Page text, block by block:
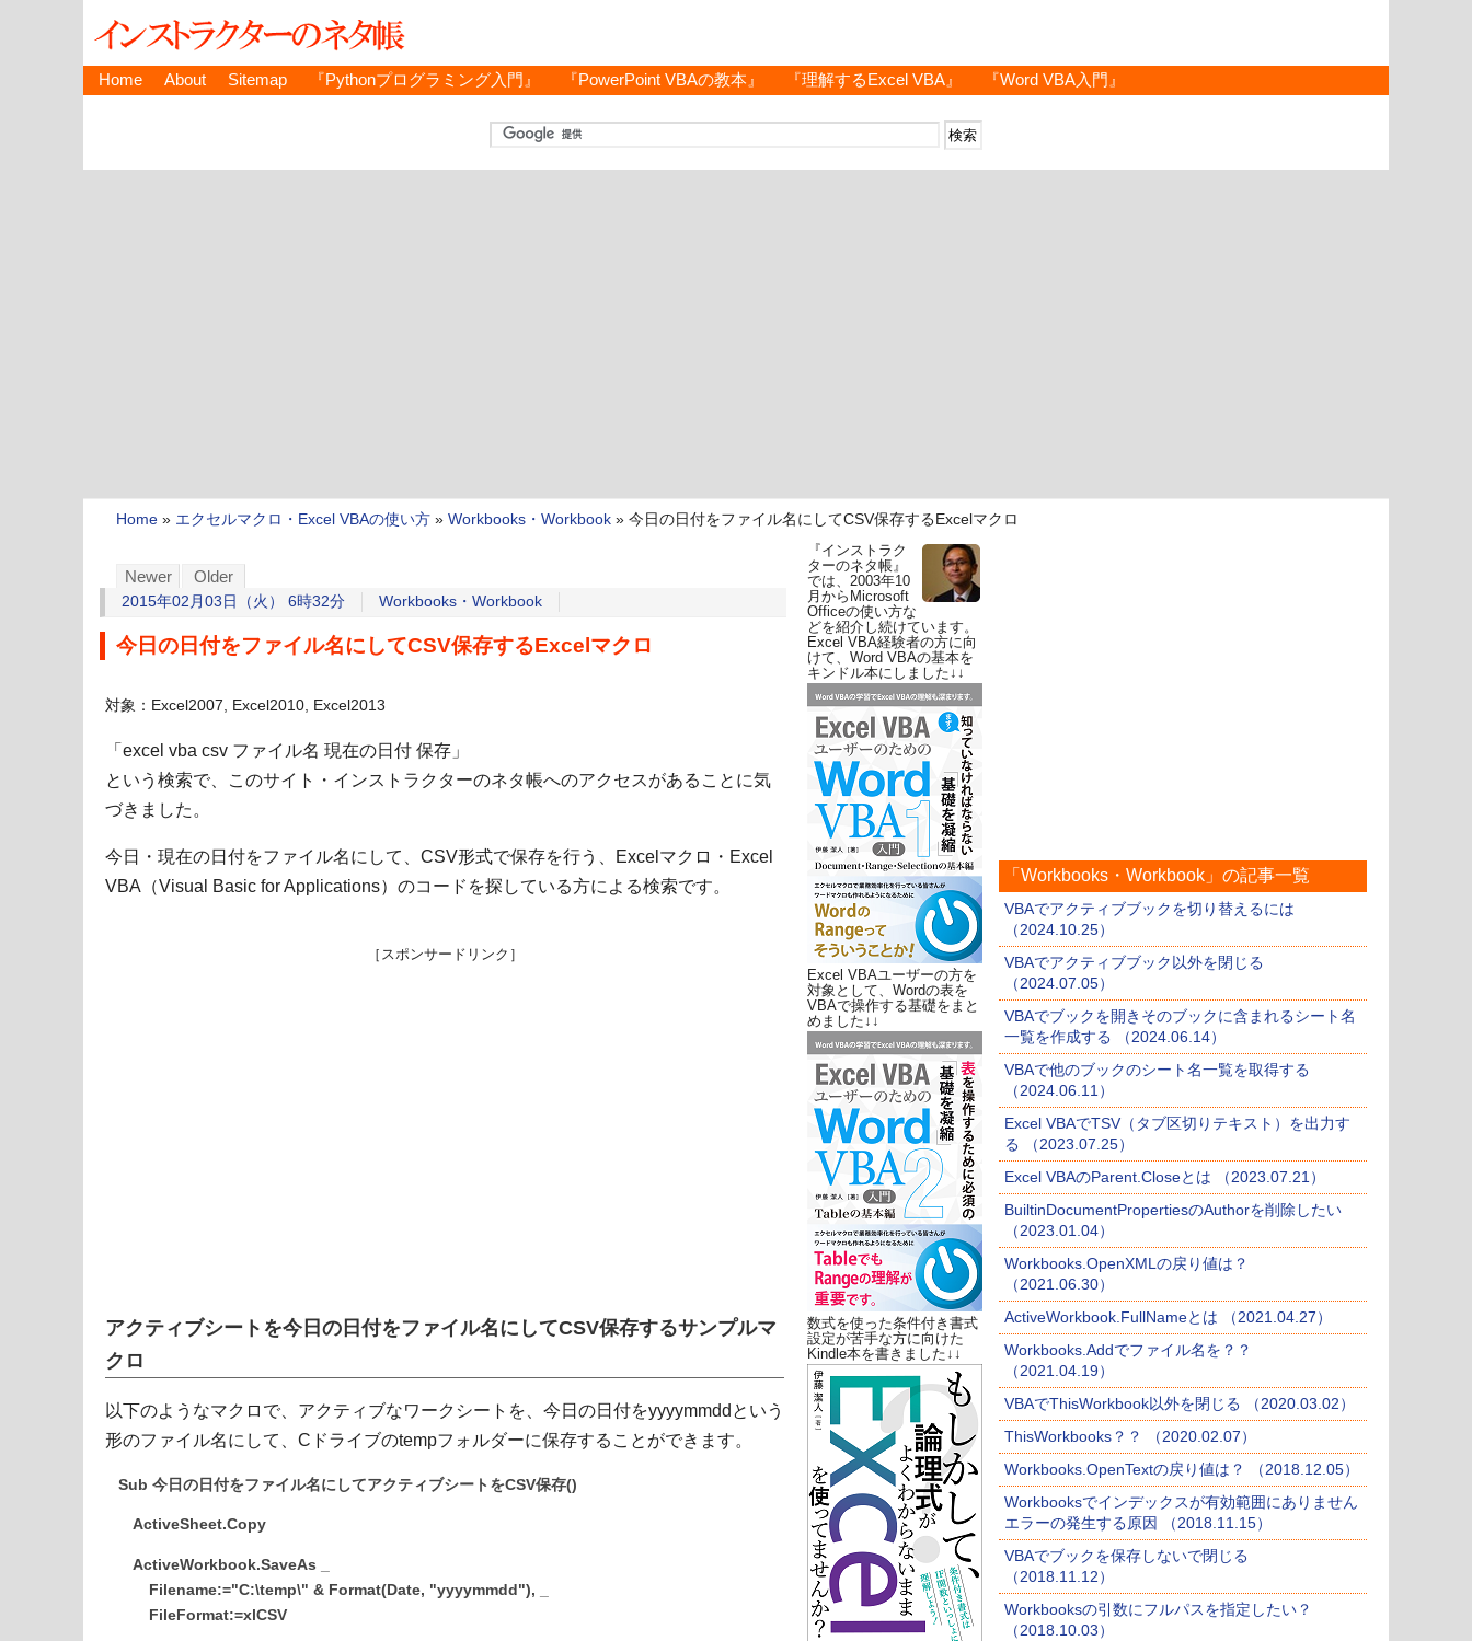
Home About Sitemap 『Pythonプログラミング入門』 『PowerPoint VBAの教本』 『理解するExcel VBA』 『Word VBA入門』
Home » エクセルマクロ・Excel VBAの使い方 » Workbooks・Workbook » 今日の日付をファイル名にしてCSV保存するExcelマクロ
Newer Older
2015年02月03日（火） 6時32分 Workbooks・Workbook
今日の日付をファイル名にしてCSV保存するExcelマクロ
対象：Excel2007, Excel2010, Excel2013
「excel vba csv ファイル名 現在の日付 保存」
という検索で、このサイト・インストラクターのネタ帳へのアクセスがあることに気
づきました。
今日・現在の日付をファイル名にして、CSV形式で保存を行う、Excelマクロ・Excel
VBA（Visual Basic for Applications）のコードを探している方による検索です。
［スポンサードリンク］
アクティブシートを今日の日付をファイル名にしてCSV保存するサンプルマ
クロ
以下のようなマクロで、アクティブなワークシートを、今日の日付をyyyymmddという
形のファイル名にして、Cドライブのtempフォルダーに保存することができます。
Sub 今日の日付をファイル名にしてアクティブシートをCSV保存()
ActiveSheet.Copy
ActiveWorkbook.SaveAs _
Filename:="C:\temp\" & Format(Date, "yyyymmdd"), _
FileFormat:=xlCSV
『インストラク
ターのネタ帳』
では、2003年10
月からMicrosoft
Officeの使い方な
どを紹介し続けています。
Excel VBA経験者の方に向
けて、Word VBAの基本を
キンドル本にしました↓↓
Excel VBAユーザーの方を
対象として、Wordの表を
VBAで操作する基礎をまと
めました↓↓
数式を使った条件付き書式
設定が苦手な方に向けた
Kindle本を書きました↓↓
「Workbooks・Workbook」の記事一覧
VBAでアクティブブックを切り替えるには
（2024.10.25）
VBAでアクティブブック以外を閉じる
（2024.07.05）
VBAでブックを開きそのブックに含まれるシート名
一覧を作成する （2024.06.14）
VBAで他のブックのシート名一覧を取得する
（2024.06.11）
Excel VBAでTSV（タブ区切りテキスト）を出力す
る （2023.07.25）
Excel VBAのParent.Closeとは （2023.07.21）
BuiltinDocumentPropertiesのAuthorを削除したい
（2023.01.04）
Workbooks.OpenXMLの戻り値は？
（2021.06.30）
ActiveWorkbook.FullNameとは （2021.04.27）
Workbooks.Addでファイル名を？？
（2021.04.19）
VBAでThisWorkbook以外を閉じる （2020.03.02）
ThisWorkbooks？？ （2020.02.07）
Workbooks.OpenTextの戻り値は？ （2018.12.05）
Workbooksでインデックスが有効範囲にありません
エラーの発生する原因 （2018.11.15）
VBAでブックを保存しないで閉じる
（2018.11.12）
Workbooksの引数にフルパスを指定したい？
（2018.10.03）